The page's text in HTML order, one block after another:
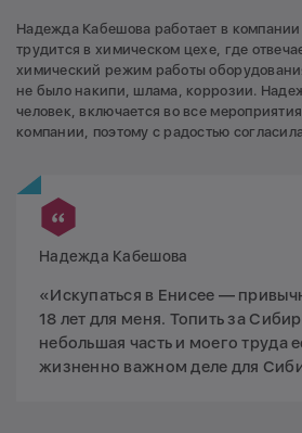
Надежда Кабешова работает в компании
трудится в химическом цехе, где
химический режим работы
не было накипи, шлама, коррозии.
человек, включается во все
компании, поэтому с радостью
Надежда Кабешова
«Искупаться в Енисее —
18 лет для меня. Топить за
небольшая часть и моего труда
жизненно важном деле для